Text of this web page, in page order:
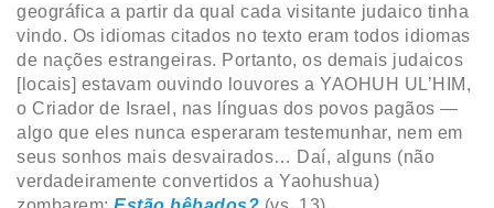
geográfica a partir da qual cada visitante judaico tinha
vindo. Os idiomas citados no texto eram todos idiomas
de nações estrangeiras. Portanto, os demais judaicos
[locais] estavam ouvindo louvores a YAOHUH UL’HIM,
o Criador de Israel, nas línguas dos povos pagãos —
algo que eles nunca esperaram testemunhar, nem em
seus sonhos mais desvairados… Daí, alguns (não
verdadeiramente convertidos a Yaohushua)